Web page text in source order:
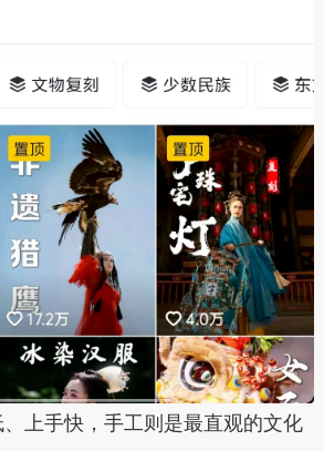
上手快，手工则是最直观的文化